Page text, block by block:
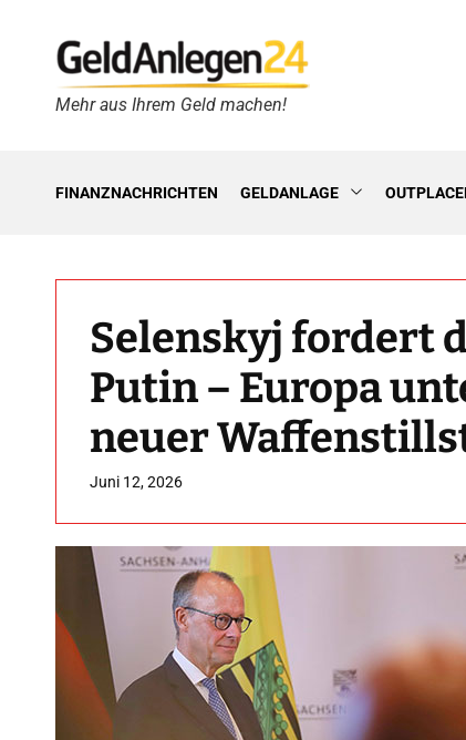
G
e
Mehr aus Ihrem Geld machen!
FINANZNACHRICHTEN GELDANLAGE
Selenskyj fordert
Putin – Europa
neuer
Juni 12, 2026